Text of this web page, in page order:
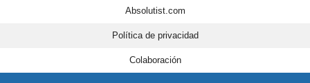
Absolutist.com
Política de privacidad
Colaboración